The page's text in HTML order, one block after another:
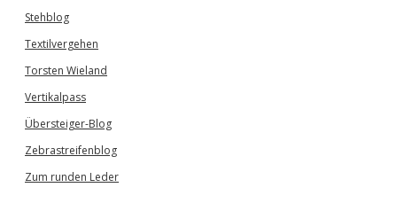
Stehblog
Textilvergehen
Torsten Wieland
Vertikalpass
Übersteiger-Blog
Zebrastreifenblog
Zum runden Leder